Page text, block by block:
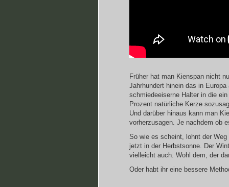
Früher hat man Kienspan nicht
Jahrhundert hinein das in
schmiedeeiserne Halter in die
Prozent natürliche Kerze
Und darüber hinaus kann man
vorherzusagen. Je nachdem ob
So wie es scheint, lohnt der
jetzt in der Herbstsonne. Der
vielleicht auch. Wohl dem, der
Oder habt ihr eine bessere